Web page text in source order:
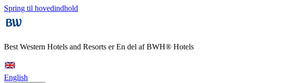
Spring til hovedindhold
Best Western Hotels and Resorts erEn del af BWH® Hotels
English